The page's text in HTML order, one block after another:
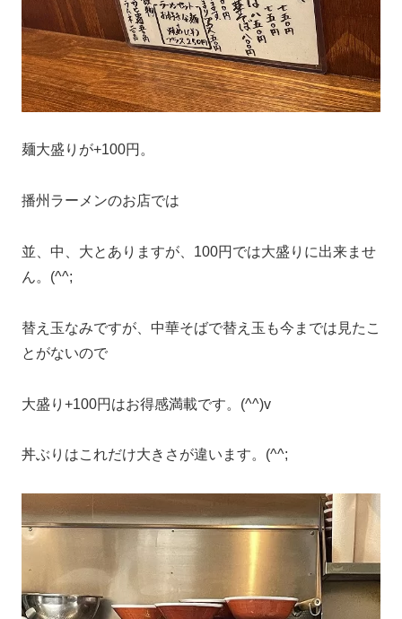
麺大盛りが+100円。
播州ラーメンのお店では
並、中、大とありますが、100円では大盛りに出来ませ
ん。(^^;
替え玉なみですが、中華そばで替え玉も今までは見たこ
とがないので
大盛り+100円はお得感満載です。(^^)v
丼ぶりはこれだけ大きさが違います。(^^;